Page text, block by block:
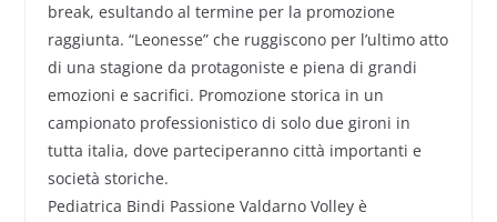
break, esultando al termine per la promozione
raggiunta. “Leonesse” che ruggiscono per l’ultimo atto
di una stagione da protagoniste e piena di grandi
emozioni e sacrifici. Promozione storica in un
campionato professionistico di solo due gironi in
tutta italia, dove parteciperanno città importanti e
società storiche.
Pediatrica Bindi Passione Valdarno Volley è